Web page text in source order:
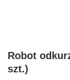
Robot
szt.)